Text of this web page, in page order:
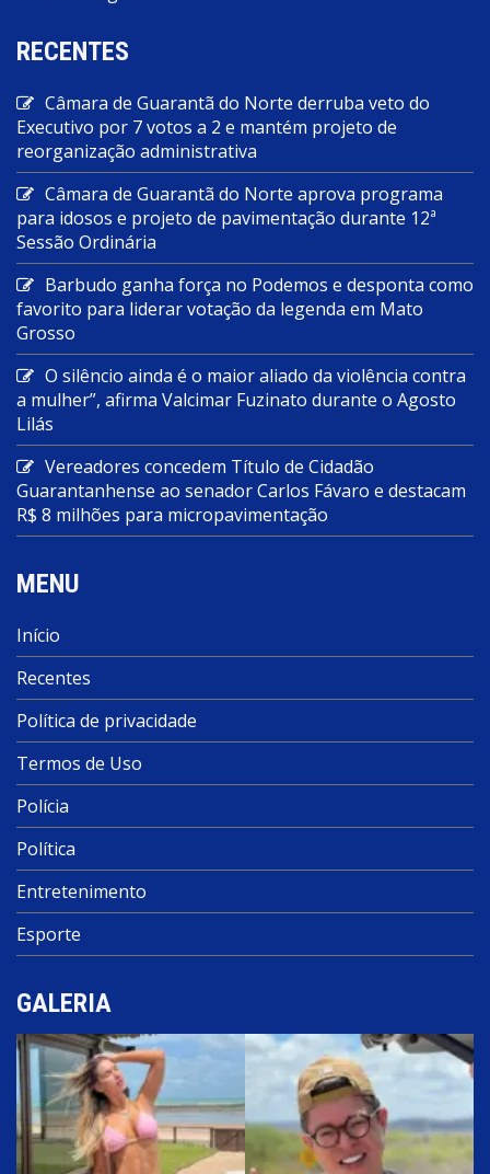
RECENTES
Câmara de Guarantã do Norte derruba veto do
Executivo por 7 votos a 2 e mantém projeto de
reorganização administrativa
Câmara de Guarantã do Norte aprova programa
para idosos e projeto de pavimentação durante 12ª
Sessão Ordinária
Barbudo ganha força no Podemos e desponta como
favorito para liderar votação da legenda em Mato
Grosso
O silêncio ainda é o maior aliado da violência contra
a mulher”, afirma Valcimar Fuzinato durante o Agosto
Lilás
Vereadores concedem Título de Cidadão
Guarantanhense ao senador Carlos Fávaro e destacam
R$ 8 milhões para micropavimentação
MENU
Início
Recentes
Política de privacidade
Termos de Uso
Polícia
Política
Entretenimento
Esporte
GALERIA